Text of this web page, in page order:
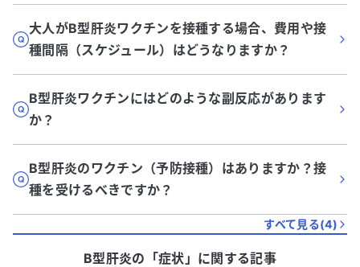
大人がB型肝炎ワクチンを接種する場合、費用や接
種間隔（スケジュール）はどうなりますか？
B型肝炎ワクチンにはどのような副反応があります
か？
B型肝炎のワクチン（予防接種）はありますか？接
種を受けるべきですか？
すべて見る(4)
B型肝炎の「症状 」に関する記事